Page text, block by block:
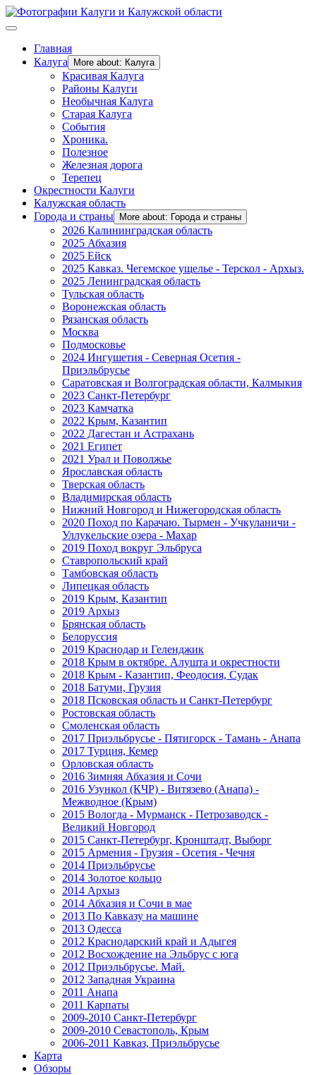
Главная
Калуга
More about: Калуга
Красивая Калуга
Районы Калуги
Необычная Калуга
Старая Калуга
События
Хроника.
Полезное
Железная дорога
Терепец
Окрестности Калуги
Калужская область
Города и страны
More about: Города и страны
2026 Калининградская область
2025 Абхазия
2025 Ейск
2025 Кавказ. Чегемское ущелье - Терскол - Архыз.
2025 Ленинградская область
Тульская область
Воронежская область
Рязанская область
Москва
Подмосковье
2024 Ингушетия - Северная Осетия -
Приэльбрусье
Саратовская и Волгоградская области, Калмыкия
2023 Санкт-Петербург
2023 Камчатка
2022 Крым, Казантип
2022 Дагестан и Астрахань
2021 Египет
2021 Урал и Поволжье
Ярославская область
Тверская область
Владимирская область
Нижний Новгород и Нижегородская область
2020 Поход по Карачаю. Тырмен - Учкуланичи -
Уллукельские озера - Махар
2019 Поход вокруг Эльбруса
Ставропольский край
Тамбовская область
Липецкая область
2019 Крым, Казантип
2019 Архыз
Брянская область
Белоруссия
2019 Краснодар и Геленджик
2018 Крым в октябре. Алушта и окрестности
2018 Крым - Казантип, Феодосия, Судак
2018 Батуми, Грузия
2018 Псковская область и Санкт-Петербург
Ростовская область
Смоленская область
2017 Приэльбрусье - Пятигорск - Тамань - Анапа
2017 Турция, Кемер
Орловская область
2016 Зимняя Абхазия и Сочи
2016 Узункол (КЧР) - Витязево (Анапа) -
Межводное (Крым)
2015 Вологда - Мурманск - Петрозаводск -
Великий Новгород
2015 Санкт-Петербург, Кронштадт, Выборг
2015 Армения - Грузия - Осетия - Чечня
2014 Приэльбрусье
2014 Золотое кольцо
2014 Архыз
2014 Абхазия и Сочи в мае
2013 По Кавказу на машине
2013 Одесса
2012 Краснодарский край и Адыгея
2012 Восхождение на Эльбрус с юга
2012 Приэльбрусье. Май.
2012 Западная Украина
2011 Анапа
2011 Карпаты
2009-2010 Санкт-Петербург
2009-2010 Севастополь, Крым
2006-2011 Кавказ, Приэльбрусье
Карта
Обзоры